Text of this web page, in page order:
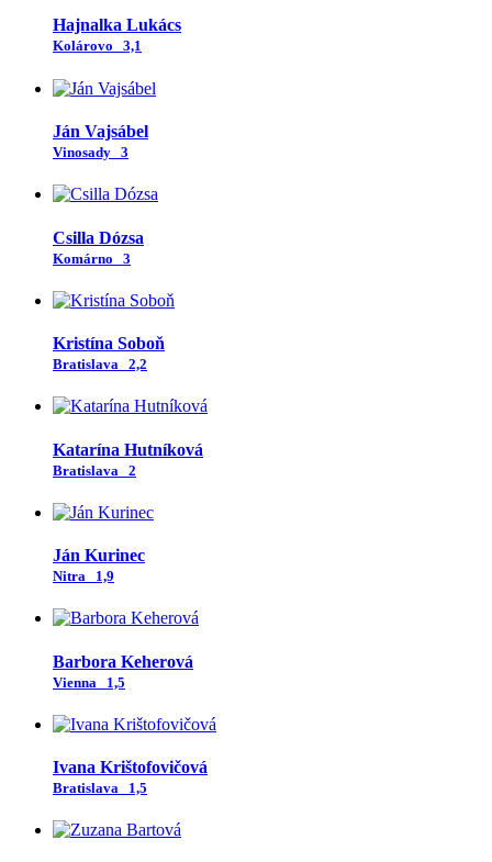
Hajnalka Lukács
Kolárovo 3,1
Ján Vajsábel
Vinosady 3
Csilla Dózsa
Komárno 3
Kristína Soboň
Bratislava 2,2
Katarína Hutníková
Bratislava 2
Ján Kurinec
Nitra 1,9
Barbora Keherová
Vienna 1,5
Ivana Krištofovičová
Bratislava 1,5